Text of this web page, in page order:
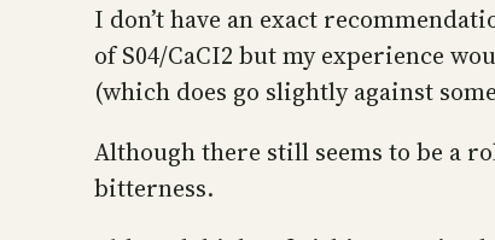
I don’t have an exact
of S04/CaCI2 but my experience
(which does go slightly against
Although there still seems to be a
bitterness.